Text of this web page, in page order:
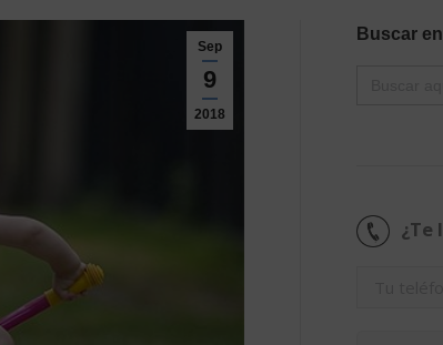
Sep
9
2018
Buscar
¿Te